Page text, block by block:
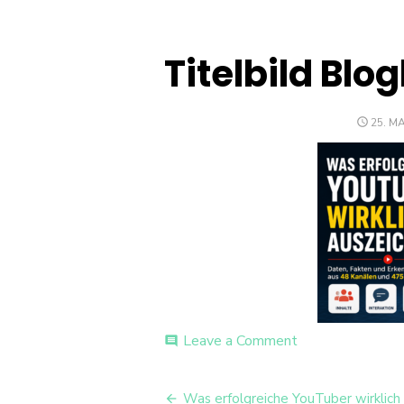
Titelbild
25.
comment Leave a Commenton
Was erfolgreiche YouTuber wirklich